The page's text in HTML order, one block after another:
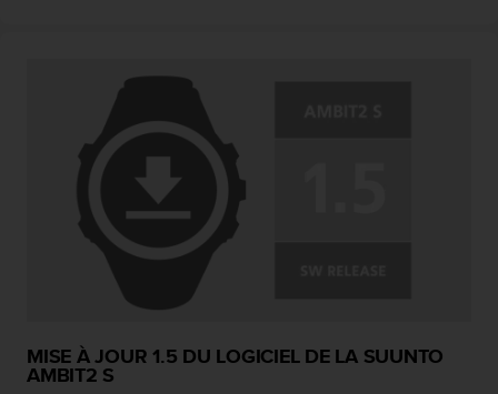
MISE À JOUR 1.5 DU LOGICIEL DE LA SUUNTO
AMBIT2 S